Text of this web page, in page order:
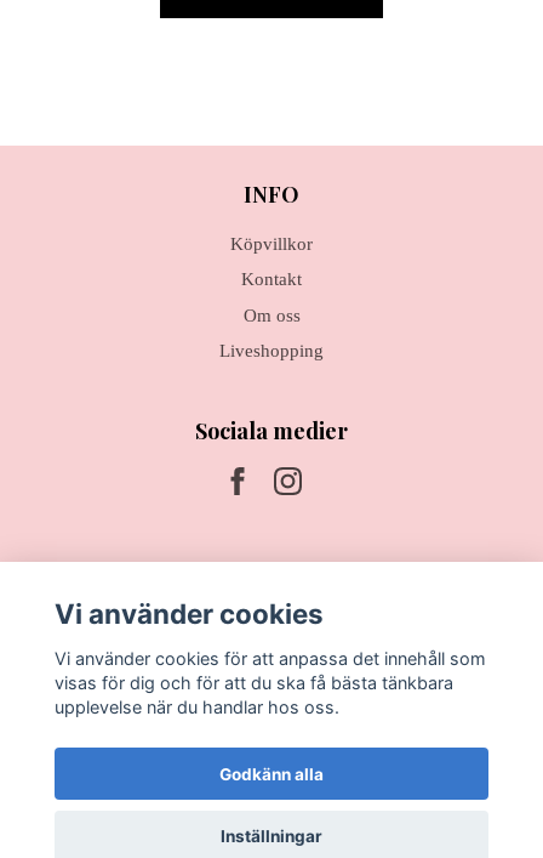
INFO
Köpvillkor
Kontakt
Om oss
Liveshopping
Sociala medier
© 2026 HEAVEN
Vi använder cookies
Vi använder cookies för att anpassa det innehåll som
visas för dig och för att du ska få bästa tänkbara
upplevelse när du handlar hos oss.
Godkänn alla
Inställningar